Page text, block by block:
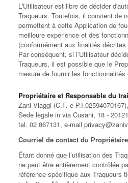
L'Utilisateur est libre de décider
Traqueurs. Toutefois, il convient de
permettent à cette Application de
meilleure expérience et des
(conformément aux finalités
Par conséquent, si l’Utilisateur
Traqueurs, il est possible que le
mesure de fournir les fonctionnalités
Propriétaire et Responsable du
Zani Viaggi (C.F. e P.I.02594070167),
Sede legale in via Cusani, 18 -
tel. 02 867131, e-mail
Courriel de contact du
Étant donné que l’utilisation des
ne peut être entièrement contrôlée
référence spécifique aux Traqueurs